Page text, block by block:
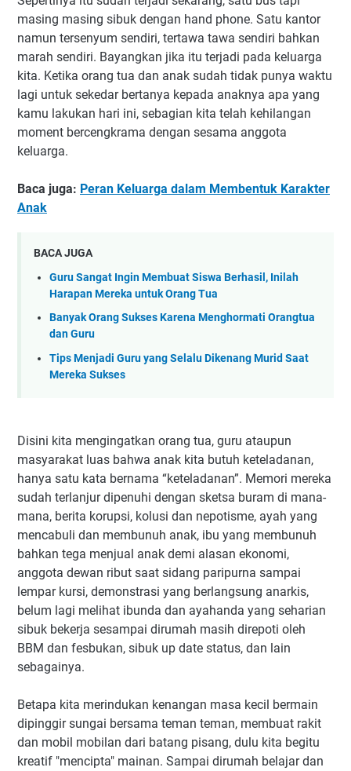
masing masing sibuk dengan hand phone. Satu kantor
namun tersenyum sendiri, tertawa tawa sendiri bahkan
marah sendiri. Bayangkan jika itu terjadi pada keluarga
kita. Ketika orang tua dan anak sudah tidak punya waktu
lagi untuk sekedar bertanya kepada anaknya apa yang
kamu lakukan hari ini, sebagian kita telah kehilangan
moment bercengkrama dengan sesama anggota
keluarga.
Baca juga: Peran Keluarga dalam Membentuk Karakter
Anak
BACA JUGA
Guru Sangat Ingin Membuat Siswa Berhasil, Inilah
Harapan Mereka untuk Orang Tua
Banyak Orang Sukses Karena Menghormati Orangtua
dan Guru
Tips Menjadi Guru yang Selalu Dikenang Murid Saat
Mereka Sukses
Disini kita mengingatkan orang tua, guru ataupun
masyarakat luas bahwa anak kita butuh keteladanan,
hanya satu kata bernama “keteladanan”. Memori mereka
sudah terlanjur dipenuhi dengan sketsa buram di mana-
mana, berita korupsi, kolusi dan nepotisme, ayah yang
mencabuli dan membunuh anak, ibu yang membunuh
bahkan tega menjual anak demi alasan ekonomi,
anggota dewan ribut saat sidang paripurna sampai
lempar kursi, demonstrasi yang berlangsung anarkis,
belum lagi melihat ibunda dan ayahanda yang seharian
sibuk bekerja sesampai dirumah masih direpoti oleh
BBM dan fesbukan, sibuk up date status, dan lain
sebagainya.
Betapa kita merindukan kenangan masa kecil bermain
dipinggir sungai bersama teman teman, membuat rakit
dan mobil mobilan dari batang pisang, dulu kita begitu
kreatif "mencipta" mainan. Sampai dirumah belajar dan